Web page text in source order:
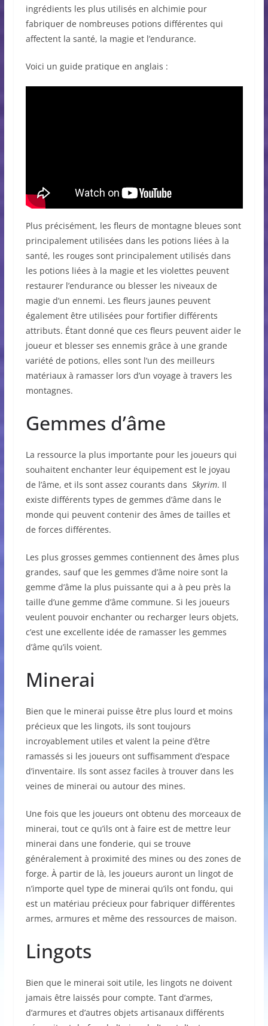
ingrédients les plus utilisés en alchimie pour
fabriquer de nombreuses potions différentes qui
affectent la santé, la magie et l’endurance.
Voici un guide pratique en anglais :
Plus précisément, les fleurs de montagne bleues sont
principalement utilisées dans les potions liées à la
santé, les rouges sont principalement utilisés dans
les potions liées à la magie et les violettes peuvent
restaurer l’endurance ou blesser les niveaux de
magie d’un ennemi. Les fleurs jaunes peuvent
également être utilisées pour fortifier différents
attributs. Étant donné que ces fleurs peuvent aider le
joueur et blesser ses ennemis grâce à une grande
variété de potions, elles sont l’un des meilleurs
matériaux à ramasser lors d’un voyage à travers les
montagnes.
Gemmes d’âme
La ressource la plus importante pour les joueurs qui
souhaitent enchanter leur équipement est le joyau
de l’âme, et ils sont assez courants dans Skyrim. Il
existe différents types de gemmes d’âme dans le
monde qui peuvent contenir des âmes de tailles et
de forces différentes.
Les plus grosses gemmes contiennent des âmes plus
grandes, sauf que les gemmes d’âme noire sont la
gemme d’âme la plus puissante qui a à peu près la
taille d’une gemme d’âme commune. Si les joueurs
veulent pouvoir enchanter ou recharger leurs objets,
c’est une excellente idée de ramasser les gemmes
d’âme qu’ils voient.
Minerai
Bien que le minerai puisse être plus lourd et moins
précieux que les lingots, ils sont toujours
incroyablement utiles et valent la peine d’être
ramassés si les joueurs ont suffisamment d’espace
d’inventaire. Ils sont assez faciles à trouver dans les
veines de minerai ou autour des mines.
Une fois que les joueurs ont obtenu des morceaux de
minerai, tout ce qu’ils ont à faire est de mettre leur
minerai dans une fonderie, qui se trouve
généralement à proximité des mines ou des zones de
forge. À partir de là, les joueurs auront un lingot de
n’importe quel type de minerai qu’ils ont fondu, qui
est un matériau précieux pour fabriquer différentes
armes, armures et même des ressources de maison.
Lingots
Bien que le minerai soit utile, les lingots ne doivent
jamais être laissés pour compte. Tant d’armes,
d’armures et d’autres objets artisanaux différents